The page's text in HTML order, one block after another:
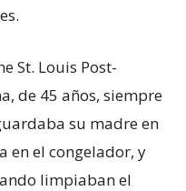
St. Louis Post-
de 45 años, siempre
su madre en
en el congelador, y
limpiaban el